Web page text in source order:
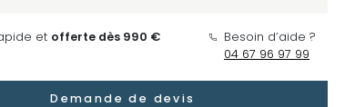
et offerte dès 990 €
Besoin d’aide ?
04 67 96 97 99
Demande de devis